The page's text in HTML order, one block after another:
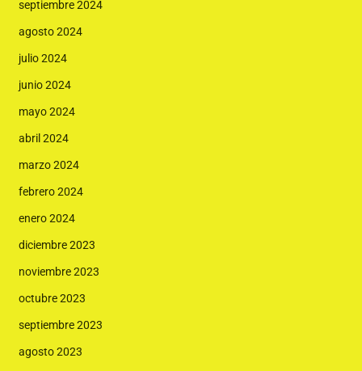
septiembre 2024
agosto 2024
julio 2024
junio 2024
mayo 2024
abril 2024
marzo 2024
febrero 2024
enero 2024
diciembre 2023
noviembre 2023
octubre 2023
septiembre 2023
agosto 2023